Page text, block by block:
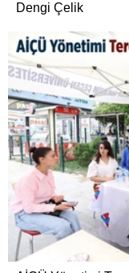
Dengi Çelik